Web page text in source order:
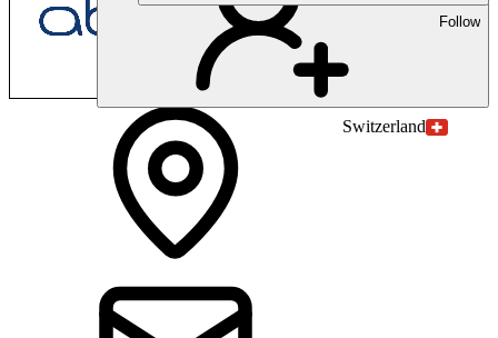
Follow
AbbVie Medical Institute:
Switzerland